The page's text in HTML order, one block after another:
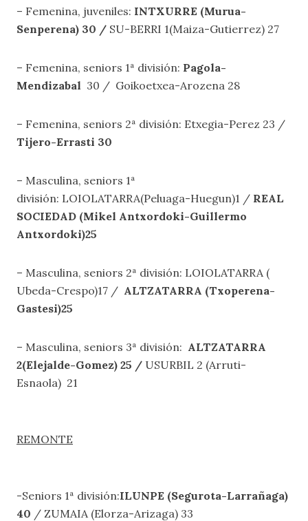
– Femenina, juveniles: INTXURRE (Murua-
Senperena) 30 / SU-BERRI 1(Maiza-Gutierrez) 27
– Femenina, seniors 1ª división: Pagola-
Mendizabal 30 / Goikoetxea-Arozena 28
– Femenina, seniors 2ª división: Etxegia-Perez 23 /
Tijero-Errasti 30
– Masculina, seniors 1ª
división: LOIOLATARRA(Peluaga-Huegun)1 / REAL
SOCIEDAD (Mikel Antxordoki-Guillermo
Antxordoki)25
– Masculina, seniors 2ª división: LOIOLATARRA (
Ubeda-Crespo)17 / ALTZATARRA (Txoperena-
Gastesi)25
– Masculina, seniors 3ª división: ALTZATARRA
2(Elejalde-Gomez) 25 / USURBIL 2 (Arruti-
Esnaola) 21
REMONTE
-Seniors 1ª división:ILUNPE (Segurota-Larrañaga)
40 / ZUMAIA (Elorza-Arizaga) 33